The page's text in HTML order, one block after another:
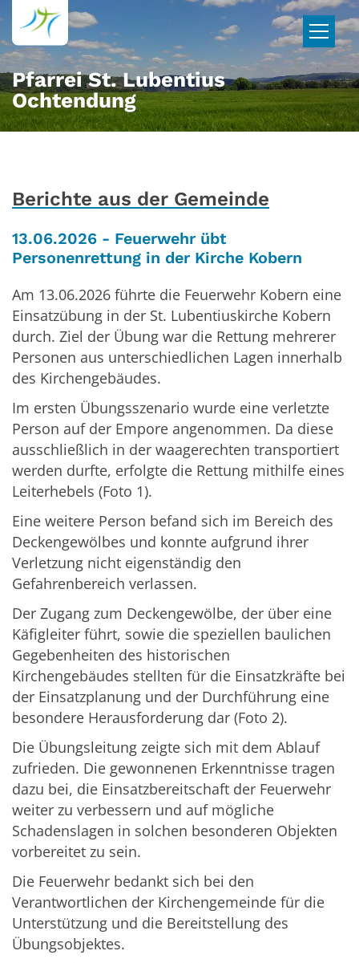
Zum Inhalt springen
Pfarrei St. Lubentius
Ochtendung
Berichte aus der Gemeinde
13.06.2026 - Feuerwehr übt
Personenrettung in der Kirche Kobern
Am 13.06.2026 führte die Feuerwehr Kobern eine
Einsatzübung in der St. Lubentiuskirche Kobern
durch. Ziel der Übung war die Rettung mehrerer
Personen aus unterschiedlichen Lagen innerhalb
des Kirchengebäudes.
Im ersten Übungsszenario wurde eine verletzte
Person auf der Empore angenommen. Da diese
ausschließlich in der waagerechten transportiert
werden durfte, erfolgte die Rettung mithilfe eines
Leiterhebels (Foto 1).
Eine weitere Person befand sich im Bereich des
Deckengewölbes und konnte aufgrund ihrer
Verletzung nicht eigenständig den
Gefahrenbereich verlassen.
Der Zugang zum Deckengewölbe, der über eine
Käfigleiter führt, sowie die speziellen baulichen
Gegebenheiten des historischen
Kirchengebäudes stellten für die Einsatzkräfte bei
der Einsatzplanung und der Durchführung eine
besondere Herausforderung dar (Foto 2).
Die Übungsleitung zeigte sich mit dem Ablauf
zufrieden. Die gewonnenen Erkenntnisse tragen
dazu bei, die Einsatzbereitschaft der Feuerwehr
weiter zu verbessern und auf mögliche
Schadenslagen in solchen besonderen Objekten
vorbereitet zu sein.
Die Feuerwehr bedankt sich bei den
Verantwortlichen der Kirchengemeinde für die
Unterstützung und die Bereitstellung des
Übungsobjektes.